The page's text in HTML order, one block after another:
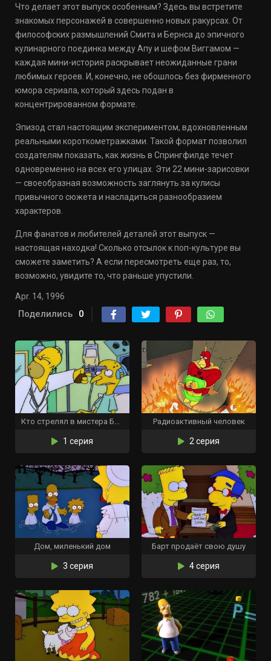
Что делает этот выпуск особенным? Здесь вы встретите
знакомых персонажей в совершенно новых ракурсах. От
философских размышлений Смита и Бернса до эпичного
кулинарного поединка между Апу и шефом Виггамом —
каждая мини-история раскрывает неожиданные грани
любимых героев. И, конечно, не обошлось без фирменного
юмора сериала, который здесь подан в
концентрированном формате.
Эпизод стал настоящим экспериментом, вдохновленным
реальными короткометражками. Такой формат позволил
создателям показать, как жизнь в Спрингфилде течет
одновременно на всех его улицах. Эти 22 мини-зарисовки
— своеобразная возможность заглянуть за кулисы
привычного сюжета и насладиться разнообразием
характеров.
Для фанатов и любителей деталей этот выпуск —
настоящая находка! Сколько отсылок к поп-культуре вы
сможете заметить? А если пересмотреть еще раз, то,
возможно, увидите то, что раньше упустили.
Apr. 14, 1996
Поделились 0
Кто стрелял в мистера Бёрнса? (Часть 2)
1 серия
Радиоактивный человек
2 серия
Дом, миленький дом
3 серия
Барт продаёт свою душу
4 серия